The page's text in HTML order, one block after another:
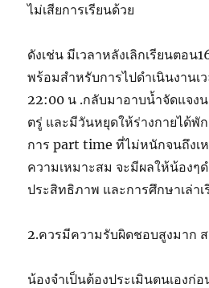
ไม่เสียการเรียนด้วย
ดังเช่น มีเวลาหลังเลิกเรียนตอน
พร้อมสำหรับการไปดำเนินงานเ
22:00 น .กลับมาอาบน้ำจัดแจงน
ตรู่ และมีวันหยุดให้ร่างกายได้พั
การ part time ที่ไม่หนักจนถึงเ
ความเหมาะสม จะมีผลให้น้องๆ
ประสิทธิภาพ และการศึกษาเล่าเ
2.ควรมีความรับผิดชอบสูงมาก
น้องจำเป็นต้องประเมินตนเองก่